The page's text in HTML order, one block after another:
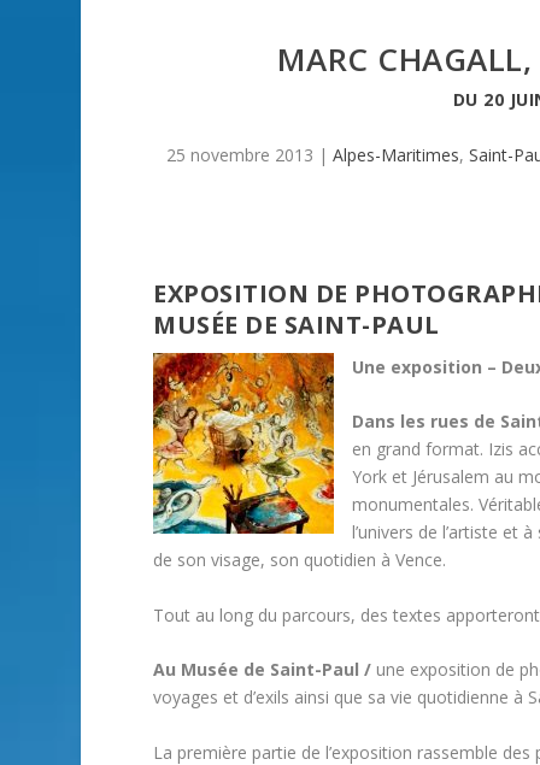
MARC
DU 20
25 novembre 2013 | Alpes-Maritimes, Saint-
EXPOSITION DE
MUSÉE DE SAINT-PAUL
Une exposition –
Dans les rues de
en grand format. Izis
York et Jérusalem au
monumentales.
l’univers de l’artiste et
de son visage, son quotidien à Vence.
Tout au long du parcours, des textes
Au Musée de Saint-Paul / une exposition de
voyages et d’exils ainsi que sa vie quotidienne à
La première partie de l’exposition rassemble